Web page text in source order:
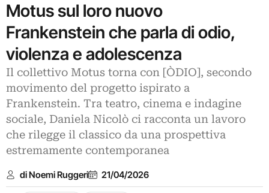
Motus sul loro nuovo
Frankenstein che parla di odio,
violenza e adolescenza
Il collettivo Motus torna con [ÒDIO], secondo
movimento del progetto ispirato a
Frankenstein. Tra teatro, cinema e indagine
sociale, Daniela Nicolò ci racconta un lavoro
che rilegge il classico da una prospettiva
estremamente contemporanea
di Noemi Ruggeri 21/04/2026